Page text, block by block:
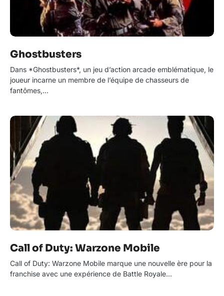
Ghostbusters
Dans *Ghostbusters*, un jeu d’action arcade emblématique, le
joueur incarne un membre de l’équipe de chasseurs de
fantômes,…
Call of Duty: Warzone Mobile
Call of Duty: Warzone Mobile marque une nouvelle ère pour la
franchise avec une expérience de Battle Royale…